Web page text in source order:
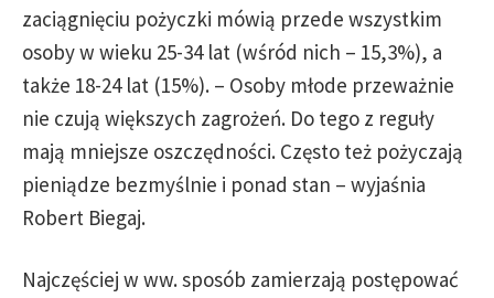
zaciągnięciu pożyczki mówią przede wszystkim
osoby w wieku 25-34 lat (wśród nich – 15,3%), a
także 18-24 lat (15%). – Osoby młode przeważnie
nie czują większych zagrożeń. Do tego z reguły
mają mniejsze oszczędności. Często też pożyczają
pieniądze bezmyślnie i ponad stan – wyjaśnia
Robert Biegaj.
Najczęściej w ww. sposób zamierzają postępować